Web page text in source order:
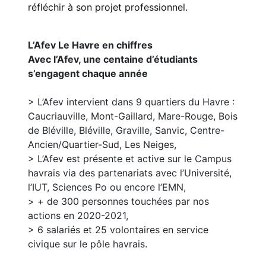
réfléchir à son projet professionnel.
L’Afev Le Havre en chiffres
Avec l’Afev, une centaine d’étudiants
s’engagent chaque année
> L’Afev intervient dans 9 quartiers du Havre :
Caucriauville, Mont-Gaillard, Mare-Rouge, Bois
de Bléville, Bléville, Graville, Sanvic, Centre-
Ancien/Quartier-Sud, Les Neiges,
> L’Afev est présente et active sur le Campus
havrais via des partenariats avec l’Université,
l’IUT, Sciences Po ou encore l’EMN,
> + de 300 personnes touchées par nos
actions en 2020-2021,
> 6 salariés et 25 volontaires en service
civique sur le pôle havrais.